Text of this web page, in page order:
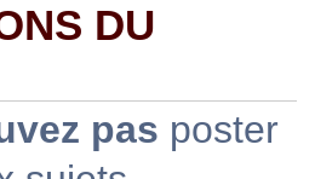
DU
pas poster